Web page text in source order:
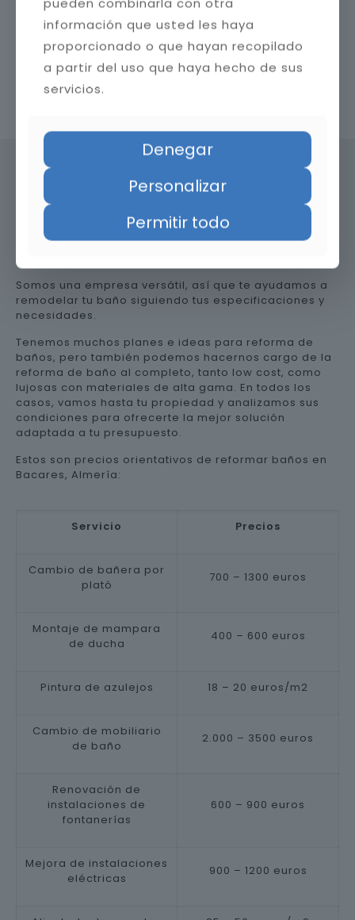
Precio de reformar el baño en
Almería
Somos una empresa versátil, así que te ayudamos a
remodelar tu baño siguiendo tus especificaciones y
necesidades.
Tenemos muchos planes e ideas para reforma de
baños, pero también podemos hacernos cargo de la
reforma de baño al completo, tanto low cost, como
lujosas con materiales de alta gama. En todos los
casos, vamos hasta tu propiedad y analizamos sus
condiciones para ofrecerte la mejor solución
adaptada a tu presupuesto.
Estos son precios orientativos de reformar baños en
Bacares, Almería:
Servicio Precios
Cambio de bañera por
plató
700 – 1300 euros
Montaje de mampara
de ducha
400 – 600 euros
Pintura de azulejos 18 – 20 euros/m2
Cambio de mobiliario
de baño
2.000 – 3500 euros
Renovación de
instalaciones de
fontanerías
600 – 900 euros
Mejora de instalaciones
eléctricas
900 – 1200 euros
información que usted les haya
proporcionado o que hayan recopilado
a partir del uso que haya hecho de sus
servicios.
Denegar
Personalizar
Permitir todo